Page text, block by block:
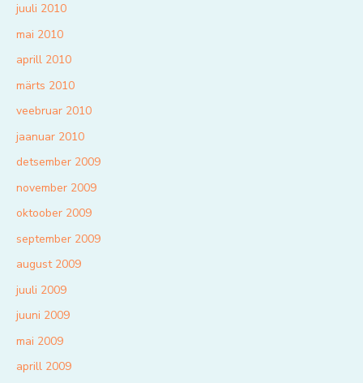
juuli 2010
mai 2010
aprill 2010
märts 2010
veebruar 2010
jaanuar 2010
detsember 2009
november 2009
oktoober 2009
september 2009
august 2009
juuli 2009
juuni 2009
mai 2009
aprill 2009